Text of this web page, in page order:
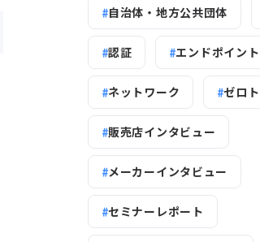
自治体・地方公共団体
認証 エンドポイント
ネットワーク ゼロ
販売店インタビュー
メーカーインタビュー
セミナーレポート